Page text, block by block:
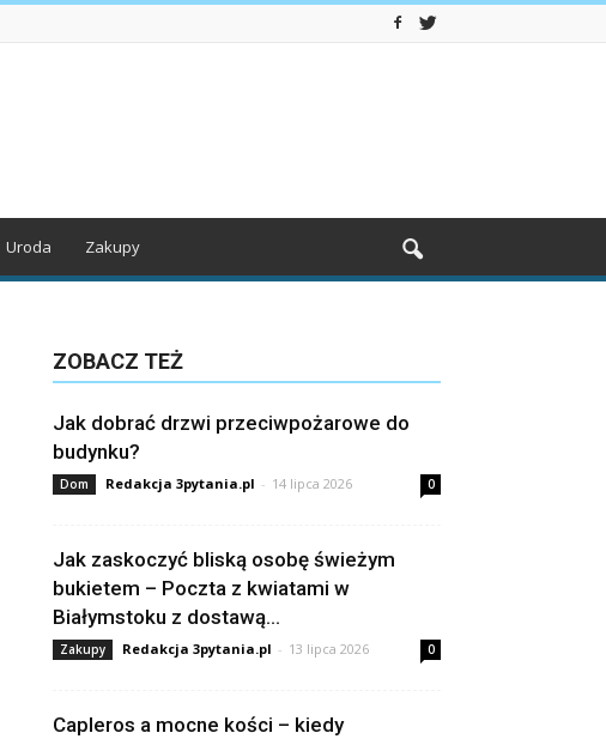
Uroda Zakupy
ZOBACZ TEŻ
Jak dobrać drzwi przeciwpożarowe do
budynku?
Dom Redakcja 3pytania.pl - 14 lipca 2026 0
Jak zaskoczyć bliską osobę świeżym
bukietem – Poczta z kwiatami w
Białymstoku z dostawą...
Zakupy Redakcja 3pytania.pl - 13 lipca 2026 0
Capleros a mocne kości – kiedy